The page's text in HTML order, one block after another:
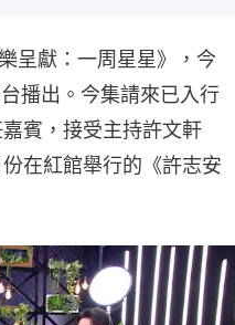
呈獻：一周星星》，今
播出。今集請來已入行
賓，接受主持許文軒
在紅館舉行的《許志安